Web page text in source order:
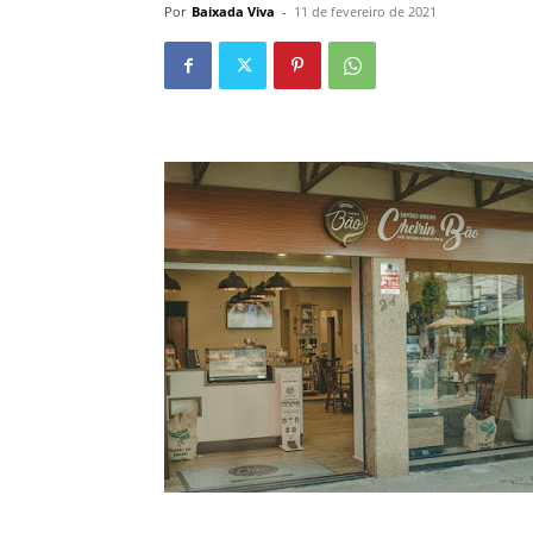
Por Baixada Viva - 11 de fevereiro de 2021